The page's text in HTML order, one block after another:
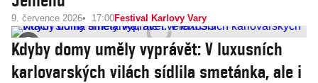
9. července 2026 17:00Festival Karlovy Vary
Kdyby domy uměly vyprávět: V luxusních
karlovarských vilách sídlila smetánka, ale i